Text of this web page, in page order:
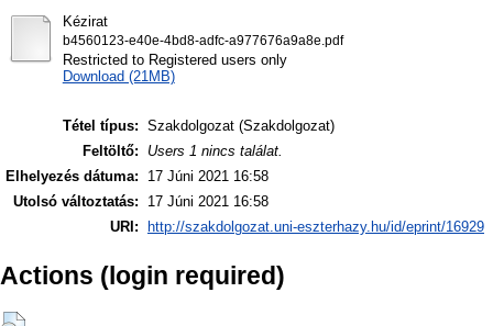
Kézirat
b4560123-e40e-4bd8-adfc-a977676a9a8e.pdf
Restricted to Registered users only
Download (21MB)
Tétel típus: Szakdolgozat (Szakdolgozat)
Feltöltő:
Users 1 nincs találat.
Elhelyezés dátuma:
17 Júni 2021 16:58
Utolsó változtatás:
17 Júni 2021 16:58
URI:
http://szakdolgozat.uni-eszterhazy.hu/id/eprint/16929
Actions (login required)